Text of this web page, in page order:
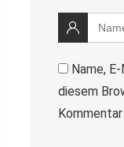
Name,
diesem